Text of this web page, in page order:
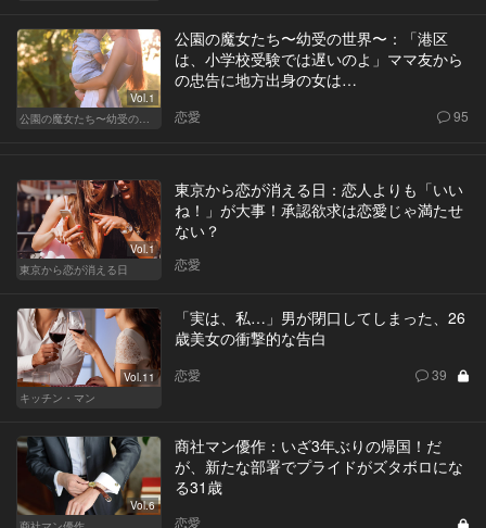
Vol.1
公園の魔女たち〜幼受の世界〜
公園の魔女たち〜幼受の世界〜：「港区
は、小学校受験では遅いのよ」ママ友から
の忠告に地方出身の女は…
恋愛 95
Vol.1
東京から恋が消える日
東京から恋が消える日：恋人よりも「いい
ね！」が大事！承認欲求は恋愛じゃ満たせ
ない？
恋愛
Vol.11
キッチン・マン
「実は、私…」男が閉口してしまった、26
歳美女の衝撃的な告白
恋愛 39
Vol.6
商社マン優作：いざ3年ぶりの帰国！だ
が、新たな部署でプライドがズタボロにな
る31歳
恋愛